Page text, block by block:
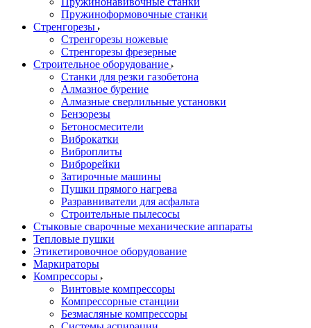
Пружиноформовочные станки
Стренгорезы
Стренгорезы ножевые
Стренгорезы фрезерные
Строительное оборудование
Станки для резки газобетона
Алмазное бурение
Алмазные сверлильные установки
Бензорезы
Бетоносмесители
Виброкатки
Виброплиты
Виброрейки
Затирочные машины
Пушки прямого нагрева
Разравниватели для асфальта
Строительные пылесосы
Стыковые сварочные механические аппараты
Тепловые пушки
Этикетировочное оборудование
Маркираторы
Компрессоры
Винтовые компрессоры
Компрессорные станции
Безмасляные компрессоры